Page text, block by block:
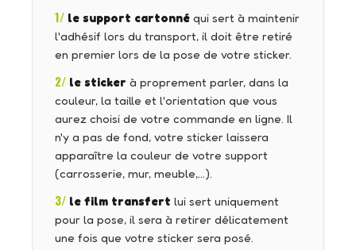
1/ le support cartonné qui sert à maintenir
l'adhésif lors du transport, il doit être retiré
en premier lors de la pose de votre sticker.
2/ le sticker à proprement parler, dans la
couleur, la taille et l'orientation que vous
aurez choisi de votre commande en ligne. Il
n'y a pas de fond, votre sticker laissera
apparaître la couleur de votre support
(carrosserie, mur, meuble,…).
3/ le film transfert lui sert uniquement
pour la pose, il sera à retirer délicatement
une fois que votre sticker sera posé.